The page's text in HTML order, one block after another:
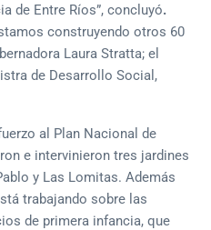
de Entre Ríos”, concluyó.
construyendo otros 60
Laura Stratta; el
de Desarrollo Social,
al Plan Nacional de
e intervinieron tres jardines
y Las Lomitas. Además
trabajando sobre las
de primera infancia, que